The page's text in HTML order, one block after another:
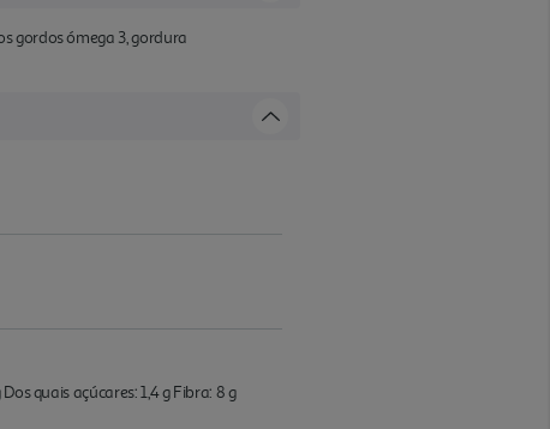
gordos ómega 3, gordura
quais açúcares: 1,4 g Fibra: 8 g